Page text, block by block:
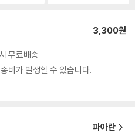
3,300원
무료배송
비가 발생할 수 있습니다.
파아란